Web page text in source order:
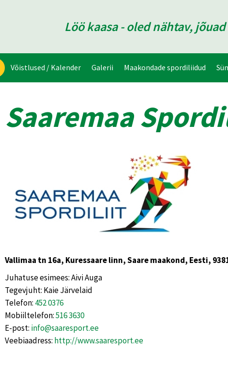
Löö kaasa - oled nähtav,
Võistlused / Kalender Galerii Maakondade spordiliidud
Saaremaa
Vallimaa tn 16a, Kuressaare linn, Saare maakond, Eesti,
Juhatuse esimees: Aivi Auga
Tegevjuht: Kaie Järvelaid
Telefon: 452 0376
Mobiiltelefon:516 3630
E-post: info@saaresport.ee
Veebiaadress: http://www.saaresport.ee